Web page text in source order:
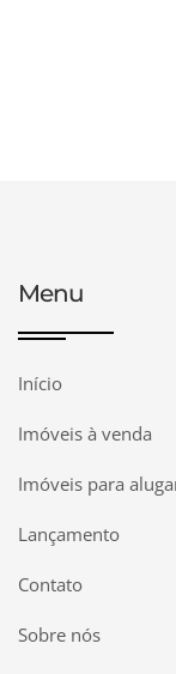
Menu
Início
Imóveis à venda
Imóveis para
Lançamento
Contato
Sobre nós